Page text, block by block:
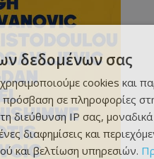
δεδομένων σας
cookies και
σε πληροφορίες
διεύθυνση IP σας,
διαφημίσεις και
και βελτίωση υπηρεσιών.